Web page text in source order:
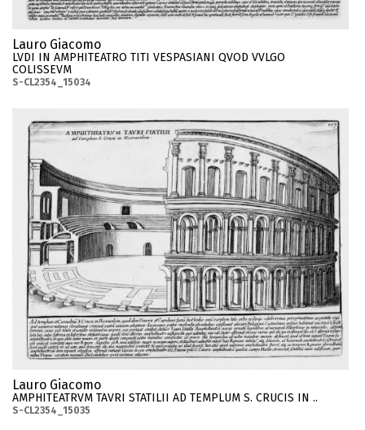
Lauro Giacomo
LVDI IN AMPHITEATRO TITI VESPASIANI QVOD VVLGO
COLISSEVM
S-CL2354_15034
Lauro Giacomo
AMPHITEATRVM TAVRI STATILII AD TEMPLUM S. CRUCIS IN ..
S-CL2354_15035